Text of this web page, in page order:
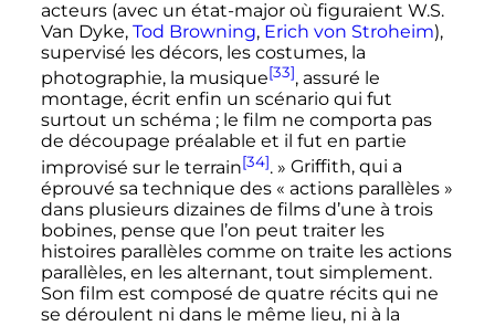
acteurs (avec un état-major où figuraient W.S.
Van Dyke, Tod Browning, Erich von Stroheim),
supervisé les décors, les costumes, la
photographie, la musique[33], assuré le
montage, écrit enfin un scénario qui fut
surtout un schéma ; le film ne comporta pas
de découpage préalable et il fut en partie
improvisé sur le terrain[34]. » Griffith, qui a
éprouvé sa technique des « actions parallèles »
dans plusieurs dizaines de films d’une à trois
bobines, pense que l’on peut traiter les
histoires parallèles comme on traite les actions
parallèles, en les alternant, tout simplement.
Son film est composé de quatre récits qui ne
se déroulent ni dans le même lieu, ni à la